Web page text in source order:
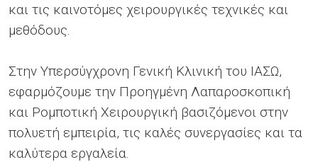
και τις καινοτόμες χειρουργικές τεχνικές και
μεθόδους.
Στην Υπερσύγχρονη Γενική Κλινική του ΙΑΣΩ,
εφαρμόζουμε την Προηγμένη Λαπαροσκοπική
και Ρομποτική Χειρουργική βασιζόμενοι στην
πολυετή εμπειρία, τις καλές συνεργασίες και τα
καλύτερα εργαλεία.